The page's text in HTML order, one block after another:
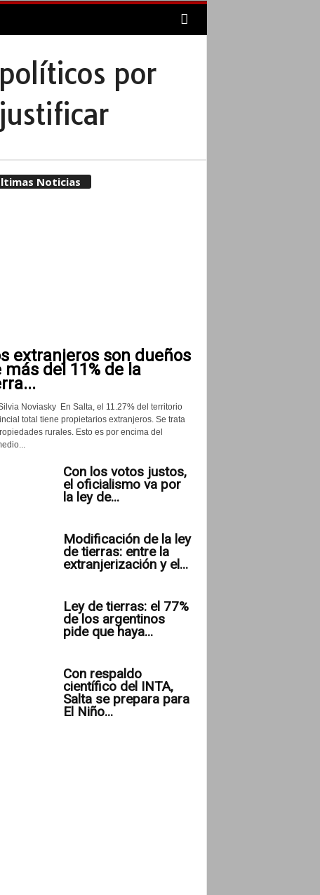
por
Noticias
extranjeros son dueños
más del 11% de la
Noviasky En Salta, el 11.27% del territorio
total tiene propietarios extranjeros. Se trata
rurales. Esto es por encima del
Con los votos justos,
el oficialismo va por
la ley de...
Modificación de la ley
de tierras: entre la
extranjerización y el...
Ley de tierras: el 77%
de los argentinos
pide que haya...
Con respaldo
científico del INTA,
Salta se prepara para
El Niño...